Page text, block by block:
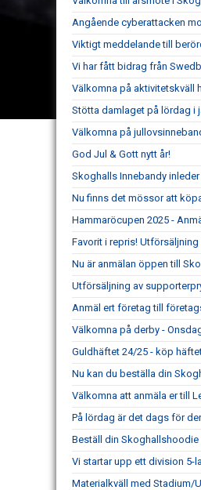
Angående cyberattacken
Viktigt meddelande till
Vi har fått bidrag från
Välkomna på aktivitetskväll
Stötta damlaget på lördag i
Välkomna på
God Jul & Gott nytt år!
Skoghalls Innebandy
Nu finns det mössor att
Hammaröcupen 2025 -
Favorit i repris!
Nu är anmälan öppen till
Utförsäljning av
Anmäl ert företag till
Välkomna på derby -
Guldhäftet 24/25 - köp
Nu kan du beställa din
Välkomna att anmäla er till
På lördag är det dags för
Beställ din Skoghallshoodie
Vi startar upp ett division 5-
Materialkväll med Stadium/